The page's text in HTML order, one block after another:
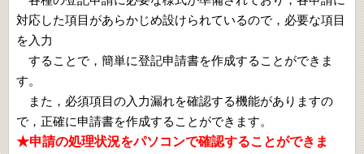
対応した項目があらかじめ設けられているので，必要な項目
を入力
することで，簡単に登記申請書を作成することができま
す。
また，必須項目の入力漏れを確認する機能がありますの
で，正確に申請書を作成することができます。
★申請の処理状況をパソコンで確認することができま